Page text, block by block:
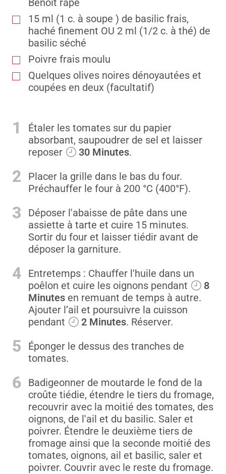
Benoît râpé
15 ml (1 c. à soupe ) de basilic frais,
haché finement OU 2 ml (1/2 c. à thé) de
basilic séché
Poivre frais moulu
Quelques olives noires dénoyautées et
coupées en deux (facultatif)
1
Étaler les tomates sur du papier
absorbant, saupoudrer de sel et laisser
reposer
30 Minutes.
2
Placer la grille dans le bas du four.
Préchauffer le four à 200 °C (400°F).
3
Déposer l'abaisse de pâte dans une
assiette à tarte et cuire 15 minutes.
Sortir du four et laisser tiédir avant de
déposer la garniture.
4
Entretemps : Chauffer l'huile dans un
poêlon et cuire les oignons pendant
8
Minutes en remuant de temps à autre.
Ajouter l’ail et poursuivre la cuisson
pendant
2 Minutes. Réserver.
5
Éponger le dessus des tranches de
tomates.
6
Badigeonner de moutarde le fond de la
croûte tiédie, étendre le tiers du fromage,
recouvrir avec la moitié des tomates, des
oignons, de l'ail et du basilic. Saler et
poivrer. Étendre le deuxième tiers de
fromage ainsi que la seconde moitié des
tomates, oignons, ail et basilic, saler et
poivrer. Couvrir avec le reste du fromage.